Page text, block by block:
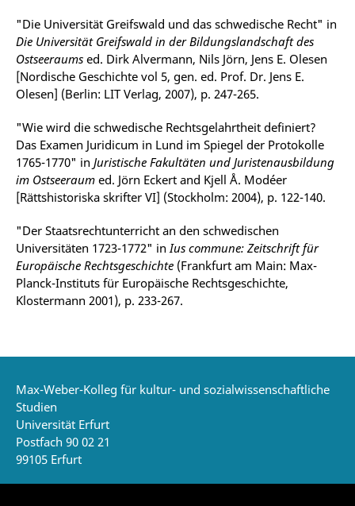
"Die Universität Greifswald und das schwedische Recht" in
Die Universität Greifswald in der Bildungslandschaft des
Ostseeraums ed. Dirk Alvermann, Nils Jörn, Jens E. Olesen
[Nordische Geschichte vol 5, gen. ed. Prof. Dr. Jens E.
Olesen] (Berlin: LIT Verlag, 2007), p. 247-265.
"Wie wird die schwedische Rechtsgelahrtheit definiert?
Das Examen Juridicum in Lund im Spiegel der Protokolle
1765-1770" in Juristische Fakultäten und Juristenausbildung
im Ostseeraum ed. Jörn Eckert and Kjell Å. Modéer
[Rättshistoriska skrifter VI] (Stockholm: 2004), p. 122-140.
"Der Staatsrechtunterricht an den schwedischen
Universitäten 1723-1772" inIus commune: Zeitschrift für
Europäische Rechtsgeschichte (Frankfurt am Main: Max-
Planck-Instituts für Europäische Rechtsgeschichte,
Klostermann 2001), p. 233-267.
Max-Weber-Kolleg für kultur- und sozialwissenschaftliche
Studien
Universität Erfurt
Postfach 90 02 21
99105 Erfurt